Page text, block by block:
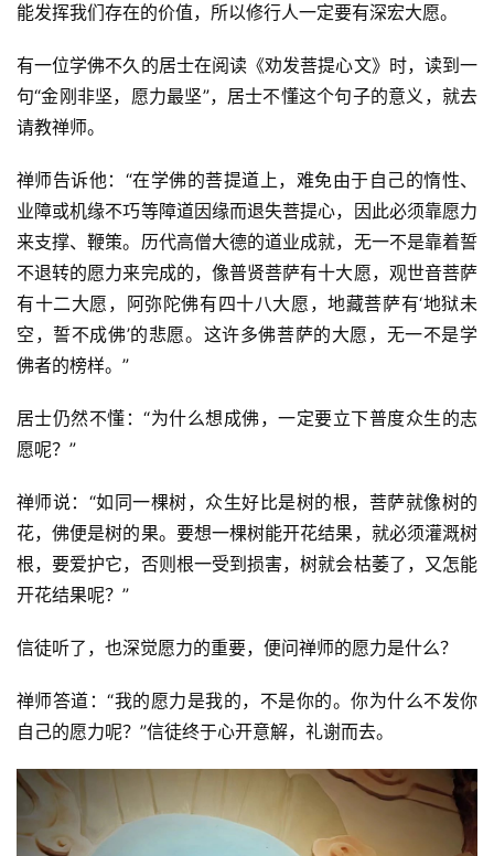
能发挥我们存在的价值，所以修行人一定要有深宏大愿。
有一位学佛不久的居士在阅读《劝发菩提心文》时，读到一
句“金刚非坚，愿力最坚”，居士不懂这个句子的意义，就去
请教禅师。
禅师告诉他：“在学佛的菩提道上，难免由于自己的惰性、
业障或机缘不巧等障道因缘而退失菩提心，因此必须靠愿力
来支撑、鞭策。历代高僧大德的道业成就，无一不是靠着誓
不退转的愿力来完成的，像普贤菩萨有十大愿，观世音菩萨
有十二大愿，阿弥陀佛有四十八大愿，地藏菩萨有‘地狱未
空，誓不成佛’的悲愿。这许多佛菩萨的大愿，无一不是学
佛者的榜样。”
居士仍然不懂：“为什么想成佛，一定要立下普度众生的志
愿呢？”
禅师说：“如同一棵树，众生好比是树的根，菩萨就像树的
花，佛便是树的果。要想一棵树能开花结果，就必须灌溉树
根，要爱护它，否则根一受到损害，树就会枯萎了，又怎能
开花结果呢？”
信徒听了，也深觉愿力的重要，便问禅师的愿力是什么？
禅师答道：“我的愿力是我的，不是你的。你为什么不发你
自己的愿力呢？”信徒终于心开意解，礼谢而去。